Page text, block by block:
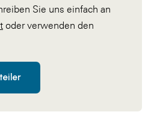
Sie uns einfach an
oder verwenden den